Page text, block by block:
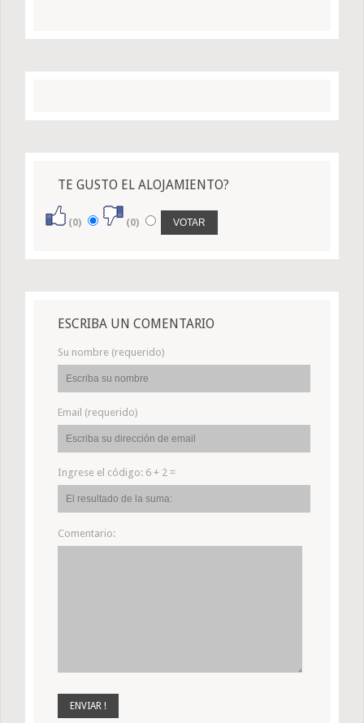
TE GUSTO EL ALOJAMIENTO?
(0) (0)
ESCRIBA UN COMENTARIO
Su nombre (requerido)
Email (requerido)
Ingrese el código: 6 + 2 =
Comentario: